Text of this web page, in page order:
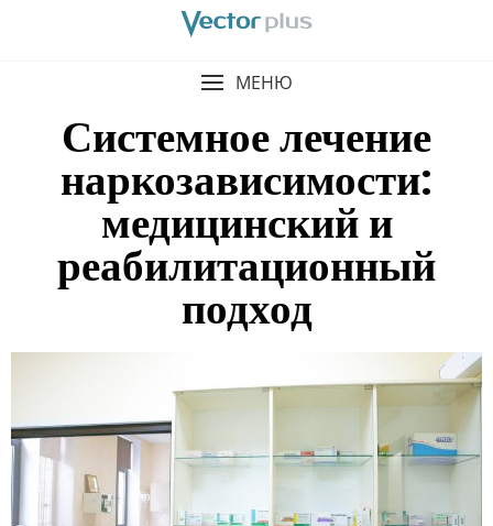
МЕНЮ
Системное лечение
наркозависимости:
медицинский и
реабилитационный
подход